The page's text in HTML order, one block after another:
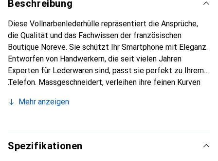
Beschreibung
Diese Vollnarbenlederhülle repräsentiert die Ansprüche,
die Qualität und das Fachwissen der französischen
Boutique Noreve. Sie schützt Ihr Smartphone mit Eleganz.
Entworfen von Handwerkern, die seit vielen Jahren
Experten für Lederwaren sind, passt sie perfekt zu Ihrem
Telefon. Massgeschneidert, verleihen ihre feinen Kurven
unverzichtbaren Accessoire für Ihr Smartphone.
die Marke Noreve eine sichere Wahl für eine
anspruchsvolle Klientel.
Mehr anzeigen
Spezifikationen